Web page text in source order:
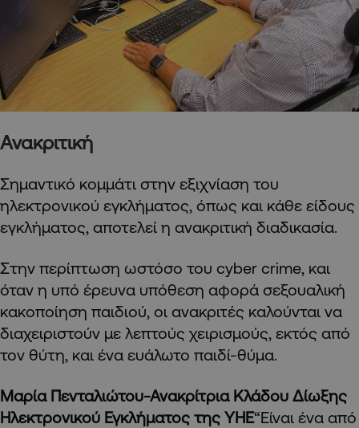
Ανακριτική
Σημαντικό κομμάτι στην εξιχνίαση του
ηλεκτρονικού εγκλήματος, όπως και κάθε είδους
εγκλήματος, αποτελεί η ανακριτική διαδικασία.
Στην περίπτωση ωστόσο του cyber crime, και
όταν η υπό έρευνα υπόθεση αφορά σεξουαλική
κακοποίηση παιδιού, οι ανακριτές καλούνται να
διαχειριστούν με λεπτούς χειρισμούς, εκτός από
τον θύτη, και ένα ευάλωτο παιδί-θύμα.
Μαρία Πενταλιώτου-Ανακρίτρια Κλάδου Δίωξης
Ηλεκτρονικού Εγκλήματος της ΥΗΕ“Είναι ένα από